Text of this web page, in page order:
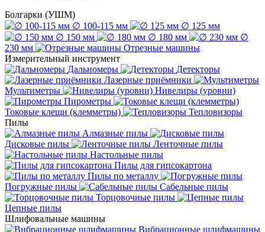
Болгарки (УШМ)
∅ 100-115 мм
∅ 125 мм
∅ 150 мм
∅ 180 мм
∅
230 мм
Отрезные машины
Измерительный инструмент
Дальномеры
Детекторы
Лазерные приёмники
Мультиметры
Нивелиры (уровни)
Пирометры
Токовые клещи (клемметры)
Тепловизоры
Пилы
Алмазные пилы
Дисковые пилы
Ленточные пилы
Настольные пилы
Пилы для гипсокартона
Пилы по металлу
Погружные пилы
Сабельные пилы
Торцовочные пилы
Цепные пилы
Шлифовальные машины
Вибрационные шлифмашины